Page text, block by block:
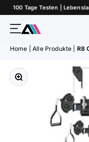
Zum Inhalt springen
100 Tage Testen |
MenüATLETICA
Home Alle Produkte R8
Bild vergrößern